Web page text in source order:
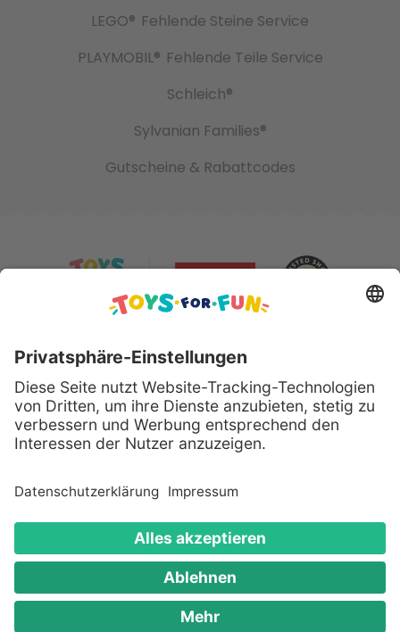
LEGO® Fehlende Steine Service
PLAYMOBIL® Fehlende Teile Service
Schleich®
Sylvanian Families®
Gutscheine & Rabattcodes
Sicher bezahlen mit:
Alle genannten Produkte und Logos sind eingetragene
Warenzeichen der jeweiligen Hersteller.
Copyright © 2008 - 2026 Toys for Fun GmbH - Alle
Rechte vorbehalten